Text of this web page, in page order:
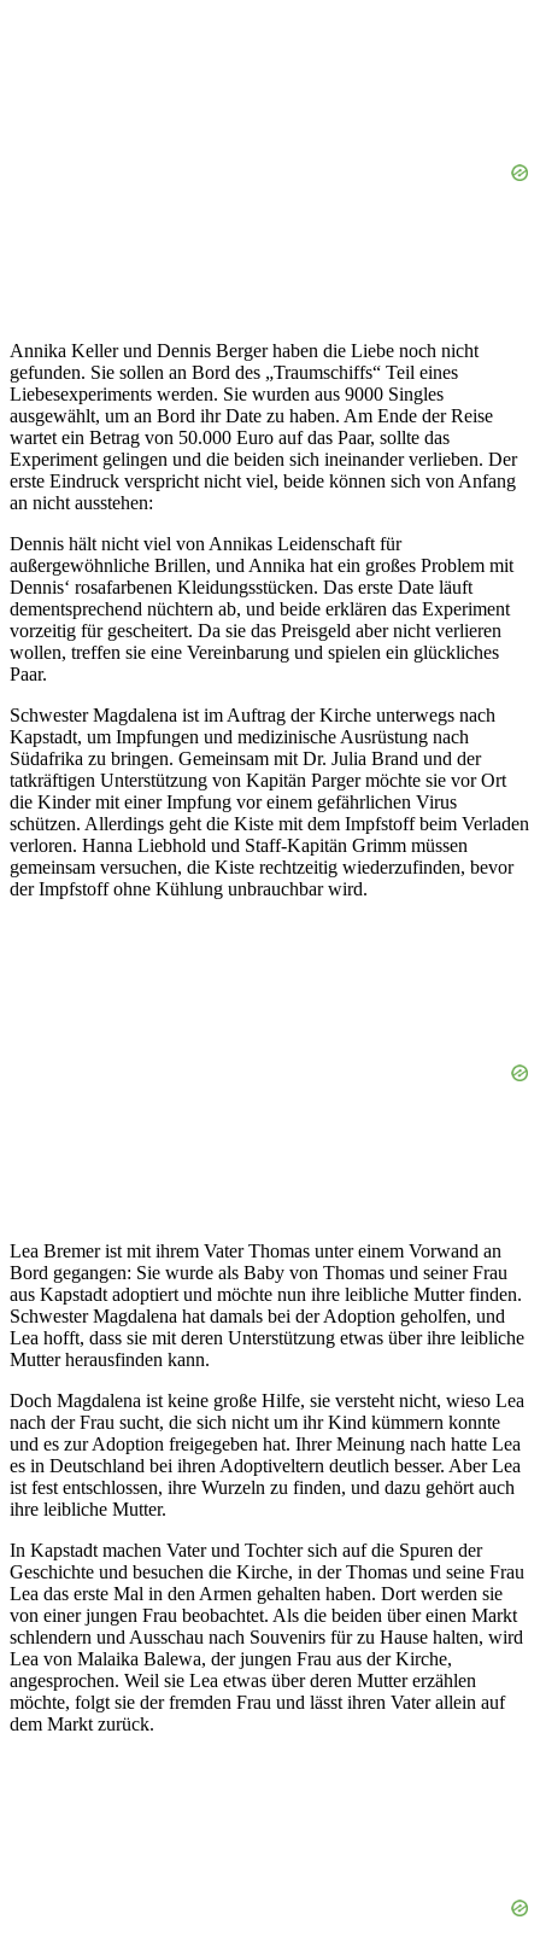
Annika Keller und Dennis Berger haben die Liebe noch nicht
gefunden. Sie sollen an Bord des „Traumschiffs“ Teil eines
Liebesexperiments werden. Sie wurden aus 9000 Singles
ausgewählt, um an Bord ihr Date zu haben. Am Ende der Reise
wartet ein Betrag von 50.000 Euro auf das Paar, sollte das
Experiment gelingen und die beiden sich ineinander verlieben. Der
erste Eindruck verspricht nicht viel, beide können sich von Anfang
an nicht ausstehen:
Dennis hält nicht viel von Annikas Leidenschaft für
außergewöhnliche Brillen, und Annika hat ein großes Problem mit
Dennis‘ rosafarbenen Kleidungsstücken. Das erste Date läuft
dementsprechend nüchtern ab, und beide erklären das Experiment
vorzeitig für gescheitert. Da sie das Preisgeld aber nicht verlieren
wollen, treffen sie eine Vereinbarung und spielen ein glückliches
Paar.
Schwester Magdalena ist im Auftrag der Kirche unterwegs nach
Kapstadt, um Impfungen und medizinische Ausrüstung nach
Südafrika zu bringen. Gemeinsam mit Dr. Julia Brand und der
tatkräftigen Unterstützung von Kapitän Parger möchte sie vor Ort
die Kinder mit einer Impfung vor einem gefährlichen Virus
schützen. Allerdings geht die Kiste mit dem Impfstoff beim Verladen
verloren. Hanna Liebhold und Staff-Kapitän Grimm müssen
gemeinsam versuchen, die Kiste rechtzeitig wiederzufinden, bevor
der Impfstoff ohne Kühlung unbrauchbar wird.
Lea Bremer ist mit ihrem Vater Thomas unter einem Vorwand an
Bord gegangen: Sie wurde als Baby von Thomas und seiner Frau
aus Kapstadt adoptiert und möchte nun ihre leibliche Mutter finden.
Schwester Magdalena hat damals bei der Adoption geholfen, und
Lea hofft, dass sie mit deren Unterstützung etwas über ihre leibliche
Mutter herausfinden kann.
Doch Magdalena ist keine große Hilfe, sie versteht nicht, wieso Lea
nach der Frau sucht, die sich nicht um ihr Kind kümmern konnte
und es zur Adoption freigegeben hat. Ihrer Meinung nach hatte Lea
es in Deutschland bei ihren Adoptiveltern deutlich besser. Aber Lea
ist fest entschlossen, ihre Wurzeln zu finden, und dazu gehört auch
ihre leibliche Mutter.
In Kapstadt machen Vater und Tochter sich auf die Spuren der
Geschichte und besuchen die Kirche, in der Thomas und seine Frau
Lea das erste Mal in den Armen gehalten haben. Dort werden sie
von einer jungen Frau beobachtet. Als die beiden über einen Markt
schlendern und Ausschau nach Souvenirs für zu Hause halten, wird
Lea von Malaika Balewa, der jungen Frau aus der Kirche,
angesprochen. Weil sie Lea etwas über deren Mutter erzählen
möchte, folgt sie der fremden Frau und lässt ihren Vater allein auf
dem Markt zurück.